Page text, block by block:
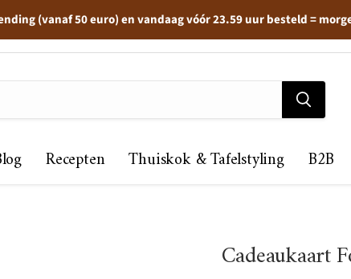
(vanaf 50 euro) en vandaag vóór 23.59 uur besteld =
Recepten Thuiskok & Tafelstyling B2B
Cadeaukaart